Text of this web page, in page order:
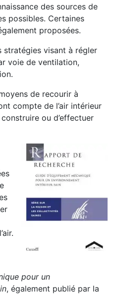
des sources de
possibles. Certaines
proposées.
stratégies visant à régler
voie de ventilation,
de recourir à
compte de l’air intérieur
ou d’effectuer
pour un
, également publié par la